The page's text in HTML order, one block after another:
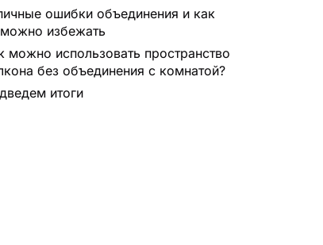
ошибки объединения и как
избежать
можно использовать пространство
без объединения с комнатой?
итоги